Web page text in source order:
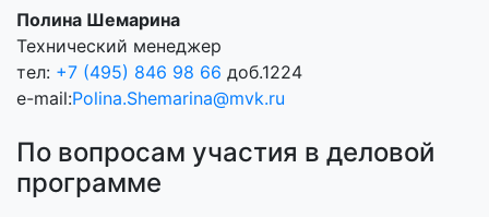
Полина Шемарина
Технический менеджер
тел: +7 (495) 846 98 66 доб.1224
e-mail:Polina.Shemarina@mvk.ru
По вопросам участия в деловой
программе